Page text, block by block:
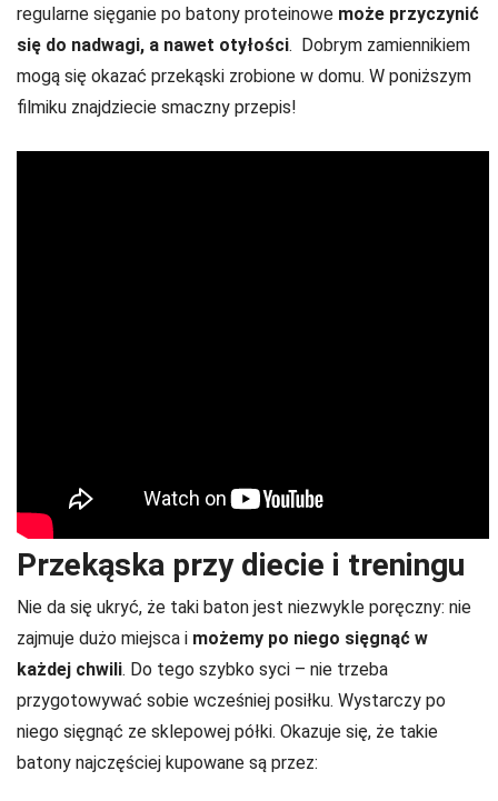
regularne sięganie po batony proteinowe może przyczynić
się do nadwagi, a nawet otyłości. Dobrym zamiennikiem
mogą się okazać przekąski zrobione w domu. W poniższym
filmiku znajdziecie smaczny przepis!
Przekąska przy diecie i treningu
Nie da się ukryć, że taki baton jest niezwykle poręczny: nie
zajmuje dużo miejsca i możemy po niego sięgnąć w
każdej chwili. Do tego szybko syci – nie trzeba
przygotowywać sobie wcześniej posiłku. Wystarczy po
niego sięgnąć ze sklepowej półki. Okazuje się, że takie
batony najczęściej kupowane są przez: